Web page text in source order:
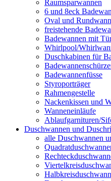
Raumsparwannen
6 und 8eck
Oval und
freistehende
Badewannen mit
Whirlpool/
Duschkabinen für
Badewannenfüsse
Styroporträger
Rahmengestelle
Nackenkissen und
Wanneneinläufe
Ablaufgarnituren/
Duschwannen und
alle Duschwannen